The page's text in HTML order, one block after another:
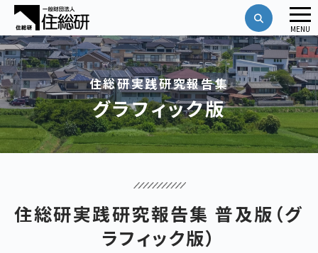
住総研実践研究報告集
グラフィック版
住総研実践研究報告集 普及版（グ
ラフィック版）
メ
ニ
ュ
ー
MENU